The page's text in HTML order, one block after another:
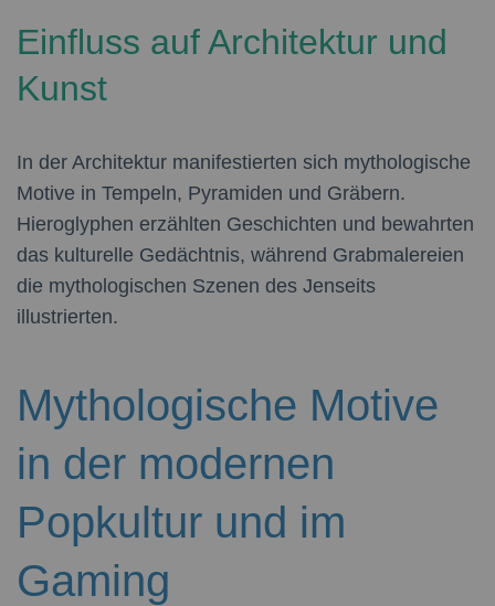
Einfluss auf Architektur und
Kunst
In der Architektur manifestierten sich mythologische
Motive in Tempeln, Pyramiden und Gräbern.
Hieroglyphen erzählten Geschichten und bewahrten
das kulturelle Gedächtnis, während Grabmalereien
die mythologischen Szenen des Jenseits
illustrierten.
Mythologische Motive
in der modernen
Popkultur und im
Gaming